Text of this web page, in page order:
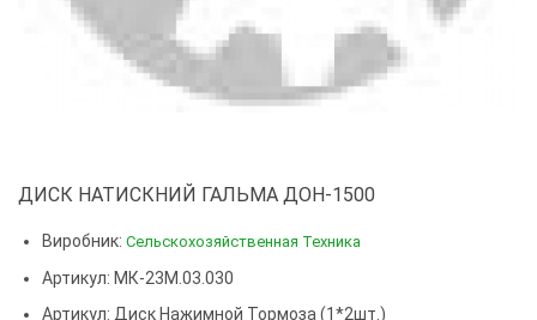
ДИСК НАТИСКНИЙ ГАЛЬМА ДОН-1500
Виробник: Сельскохозяйственная Техника
Артикул: МК-23М.03.030
Артикул: Диск Нажимной Тормоза (1*2шт.)